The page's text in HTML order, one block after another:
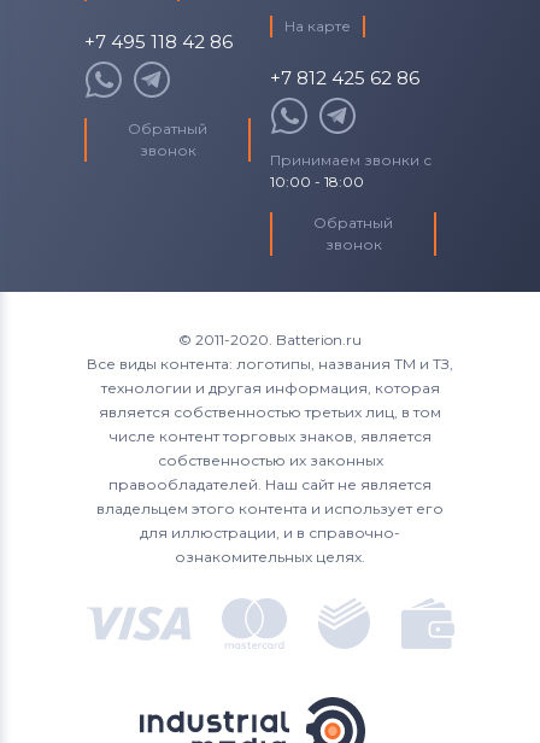
Тачскрины для планшетов MOMO9
Тачскрины для планшетов Sony
Ericsson
Тачскрины для планшетов
Тачскрины для планшетовCube
Тачскрины для планшетовAssistant
Тачскрины для планшетовGenesis
Тачскрины для планшетов Nanotab
Тачскрины для планшетов Onda
Тачскрины для планшетов Arnova
Тачскрины для планшетовEplutus
+7 495 118 42 86
Обратный
звонок
На карте
+7 812 425 62 86
Принимаем звонки с
10:00 - 18:00
Обратный
звонок
© 2011-2020. Batterion.ru
Все виды контента: логотипы, названия ТМ и ТЗ,
технологии и другая информация, которая
является собственностью третьих лиц, в том
числе контент торговых знаков, является
собственностью их законных
правообладателей. Наш сайт не является
владельцем этого контента и использует его
для иллюстрации, и в справочно-
ознакомительных целях.